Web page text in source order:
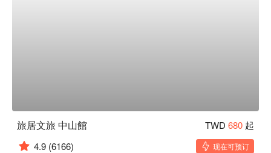
旅居文旅 中山館 TWD 680 起
4.9 (6166) 现在可预订